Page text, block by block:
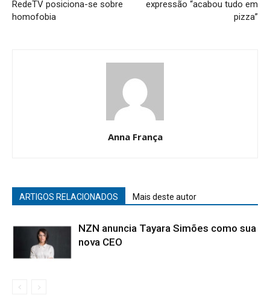
RedeTV posiciona-se sobre
homofobia
expressão “acabou tudo em
pizza”
Anna França
ARTIGOS RELACIONADOS Mais deste autor
NZN anuncia Tayara Simões como sua
nova CEO